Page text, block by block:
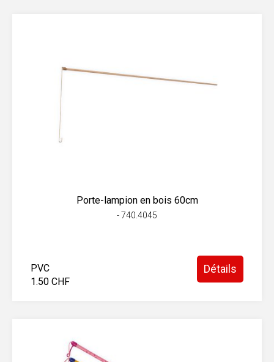
Porte-lampion en bois 60cm
- 740.4045
PVC
1.50 CHF
Détails